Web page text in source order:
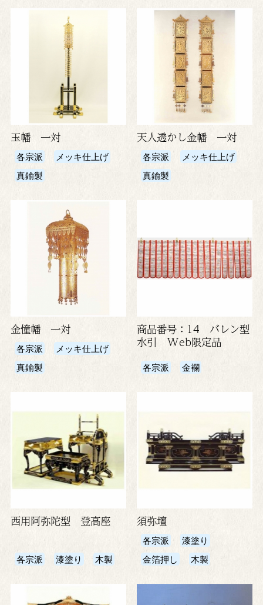
玉幡 一対
各宗派
メッキ仕上げ
真鍮製
天人透かし金幡 一対
各宗派
メッキ仕上げ
真鍮製
金憧幡 一対
各宗派
メッキ仕上げ
真鍮製
商品番号：14 バレン型
水引 Web限定品
各宗派 金襴
西用阿弥陀型 登高座
各宗派 漆塗り 木製
須弥壇
各宗派
漆塗り
金箔押し
木製